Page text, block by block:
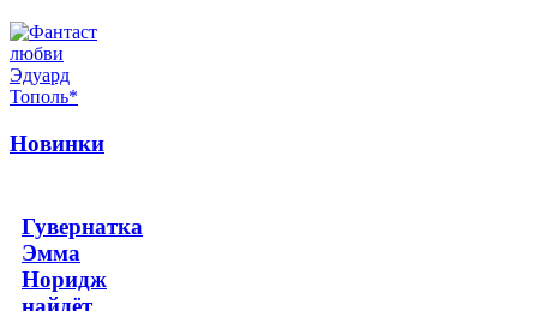
Новинки
Гувернатка
Эмма
Норидж
найдёт